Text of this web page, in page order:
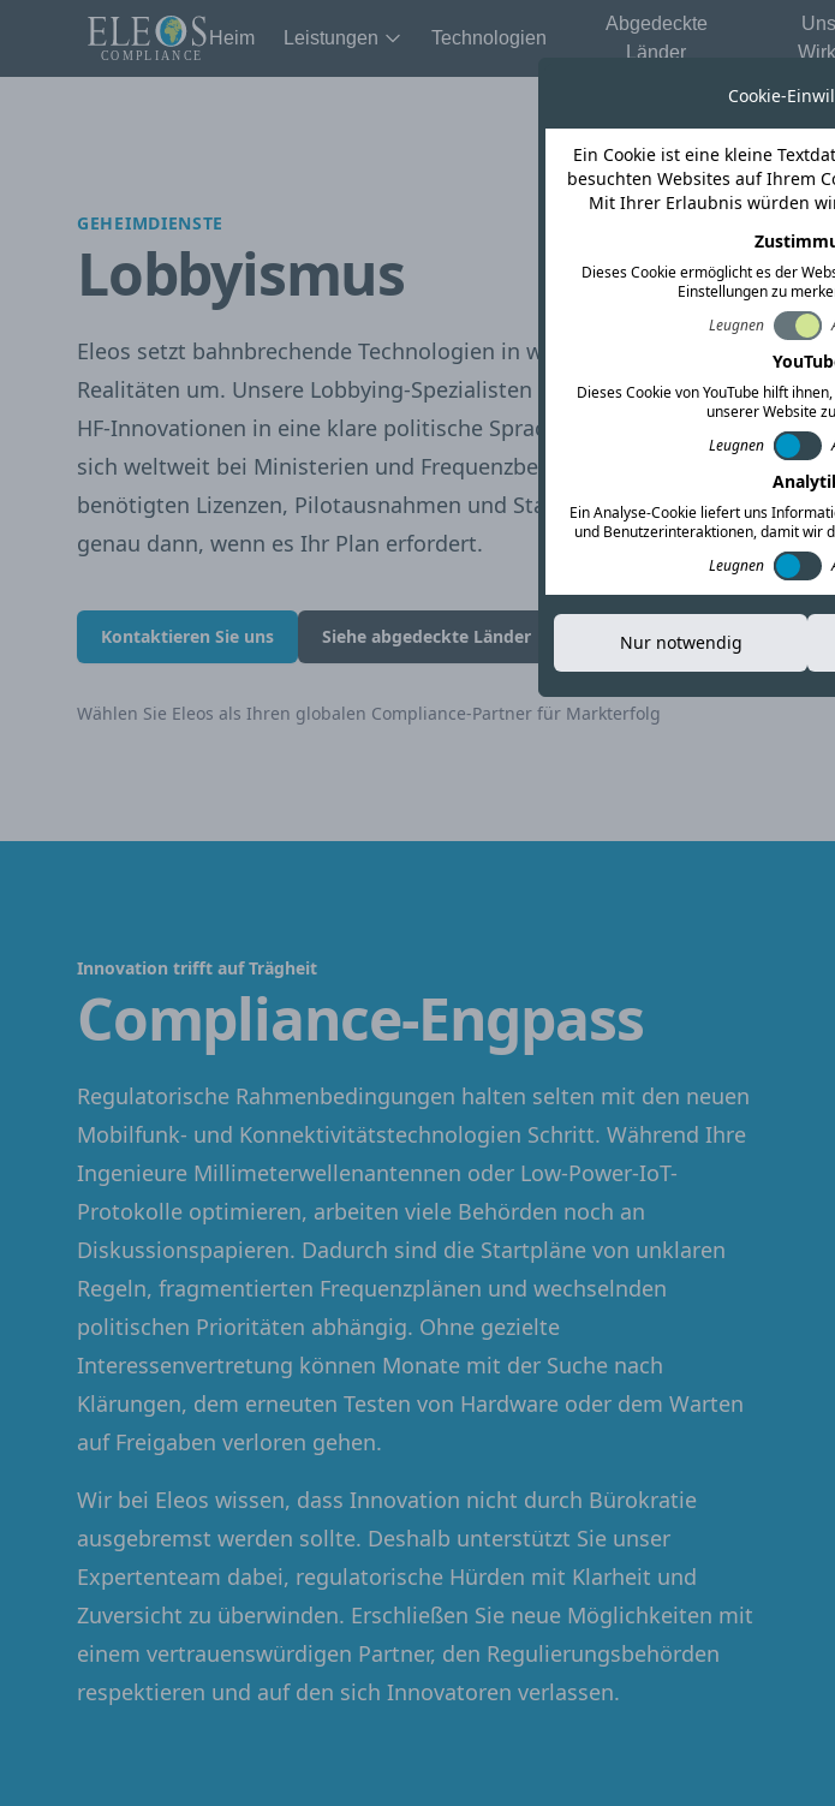
Heim Leistungen Technologien
Abgedeckte
Länder
GEHEIMDIENSTE
Lobbyismus
Eleos setzt bahnbrechende Technologien in weltweit anerkannte
Realitäten um. Unsere Lobbying-Spezialisten übersetzen komplexe
HF-Innovationen in eine klare politische Sprache und engagieren
sich weltweit bei Ministerien und Frequenzbehörden, um die
benötigten Lizenzen, Pilotausnahmen und Standards zu sichern –
genau dann, wenn es Ihr Plan erfordert.
Kontaktieren Sie uns Siehe abgedeckte Länder
Wählen Sie Eleos als Ihren globalen Compliance-Partner für Markterfolg
Innovation trifft auf Trägheit
Compliance-Engpass
Regulatorische Rahmenbedingungen halten selten mit den neuen
Mobilfunk- und Konnektivitätstechnologien Schritt. Während Ihre
Ingenieure Millimeterwellenantennen oder Low-Power-IoT-
Protokolle optimieren, arbeiten viele Behörden noch an
Diskussionspapieren. Dadurch sind die Startpläne von unklaren
Regeln, fragmentierten Frequenzplänen und wechselnden
politischen Prioritäten abhängig. Ohne gezielte
Interessenvertretung können Monate mit der Suche nach
Klärungen, dem erneuten Testen von Hardware oder dem Warten
auf Freigaben verloren gehen.
Wir bei Eleos wissen, dass Innovation nicht durch Bürokratie
ausgebremst werden sollte. Deshalb unterstützt Sie unser
Expertenteam dabei, regulatorische Hürden mit Klarheit und
Zuversicht zu überwinden. Erschließen Sie neue Möglichkeiten mit
einem vertrauenswürdigen Partner, den Regulierungsbehörden
respektieren und auf den sich Innovatoren verlassen.
Cookie-
Ein Cookie ist eine kleine
besuchten Websites auf Ihrem
Mit Ihrer Erlaubnis würden
Dieses Cookie ermöglicht es der
Einstellungen zu
Leugnen
Dieses Cookie von YouTube hilft
unserer Website
Leugnen
Ein Analyse-Cookie liefert uns
und Benutzerinteraktionen, damit wir
Leugnen
Nur notwendig